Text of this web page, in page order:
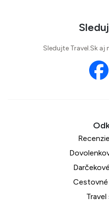
Sledujte Travel.Sk aj
Cestovné
Travel